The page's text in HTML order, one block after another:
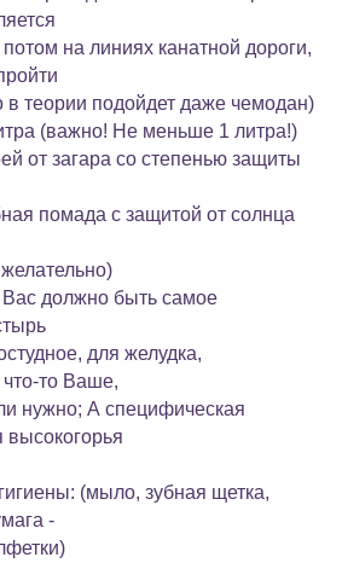
на линиях канатной дороги,
в теории подойдет даже чемодан)
(важно! Не меньше 1 литра!)
от загара со степенью защиты
помада с защитой от солнца
Вас должно быть самое
для желудка,
то Ваше,
нужно; А специфическая
высокогорья
(мыло, зубная щетка,
-